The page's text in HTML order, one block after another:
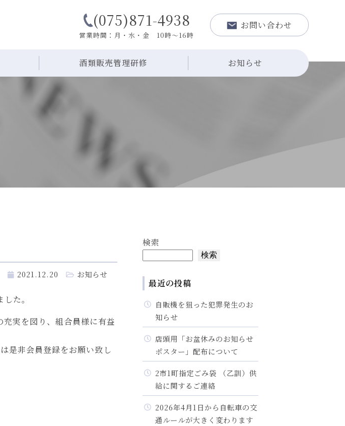
(075)871-4938
営業時間：月・水・金 10時～16時
お問い合わせ
酒類販売管理研修 お知らせ
2021.12.20 お知らせ
た。
実を図り、組合員様に有益
是非会員登録をお願い致し
検索
検索
最近の投稿
自販機を狙った犯罪発生のお
知らせ
店頭用「お盆休みのお知らせ
ポスター」配布について
2市1町指定ごみ袋 （乙訓）供
給に関するご連絡
2026年4月1日から自転車の交
通ルールが大きく変わります